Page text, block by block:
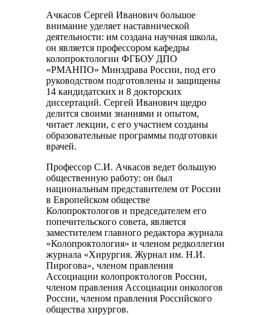
Ачкасов Сергей Иванович большое
внимание уделяет наставнической
деятельности: им создана научная школа,
он является профессором кафедры
колопроктологии ФГБОУ ДПО
«РМАНПО» Минздрава России, под его
руководством подготовлены и защищены
14 кандидатских и 8 докторских
диссертаций. Сергей Иванович щедро
делится своими знаниями и опытом,
читает лекции, с его участием созданы
образовательные программы подготовки
врачей.
Профессор С.И. Ачкасов ведет большую
общественную работу: он был
национальным представителем от России
в Европейском обществе
Колопроктологов и председателем его
попечительского совета, является
заместителем главного редактора журнала
«Колопроктология» и членом редколлегии
журнала «Хирургия. Журнал им. Н.И.
Пирогова», членом правления
Ассоциации колопроктологов России,
членом правления Ассоциации онкологов
России, членом правления Российского
общества хирургов.